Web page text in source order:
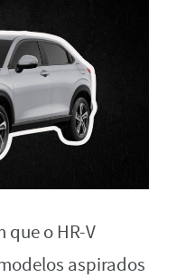
que o HR-V
aspirados